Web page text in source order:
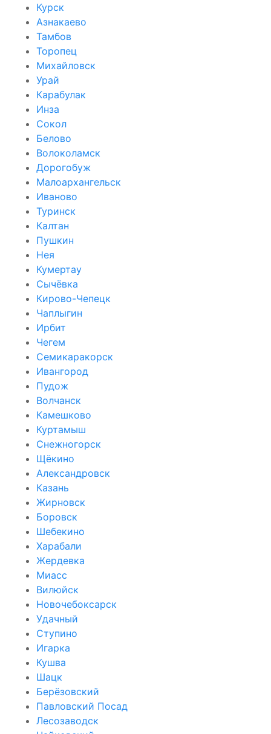
Курск
Азнакаево
Тамбов
Торопец
Михайловск
Урай
Карабулак
Инза
Сокол
Белово
Волоколамск
Дорогобуж
Малоархангельск
Иваново
Туринск
Калтан
Пушкин
Нея
Кумертау
Сычёвка
Кирово-Чепецк
Чаплыгин
Ирбит
Чегем
Семикаракорск
Ивангород
Пудож
Волчанск
Камешково
Куртамыш
Снежногорск
Щёкино
Александровск
Казань
Жирновск
Боровск
Шебекино
Харабали
Жердевка
Миасс
Вилюйск
Новочебоксарск
Удачный
Ступино
Игарка
Кушва
Шацк
Берёзовский
Павловский Посад
Лесозаводск